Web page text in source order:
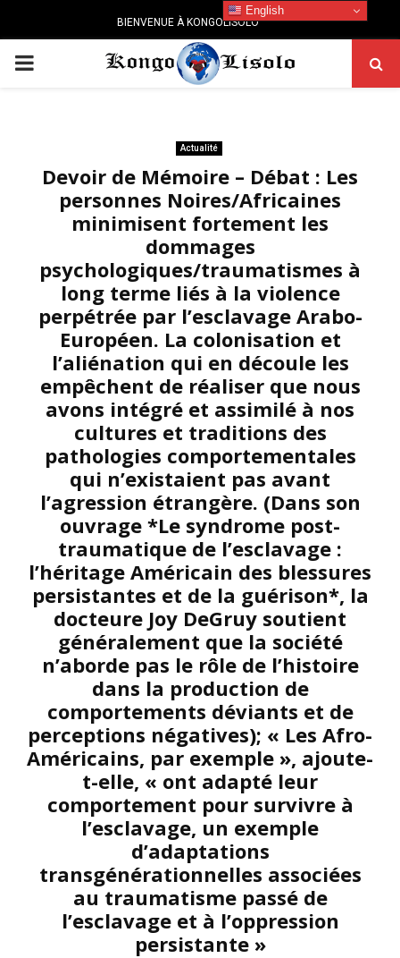
BIENVENUE À KONGOLISOLO
PRIMARY
Actualité
Devoir de Mémoire – Débat : Les
personnes Noires/Africaines
minimisent fortement les
dommages
psychologiques/traumatismes à
long terme liés à la violence
perpétrée par l’esclavage Arabo-
Européen. La colonisation et
l’aliénation qui en découle les
empêchent de réaliser que nous
avons intégré et assimilé à nos
cultures et traditions des
pathologies comportementales
qui n’existaient pas avant
l’agression étrangère. (Dans son
ouvrage *Le syndrome post-
traumatique de l’esclavage :
l’héritage Américain des blessures
persistantes et de la guérison*, la
docteure Joy DeGruy soutient
généralement que la société
n’aborde pas le rôle de l’histoire
dans la production de
comportements déviants et de
perceptions négatives); « Les Afro-
Américains, par exemple », ajoute-
t-elle, « ont adapté leur
comportement pour survivre à
l’esclavage, un exemple
d’adaptations
transgénérationnelles associées
au traumatisme passé de
l’esclavage et à l’oppression
persistante »
English